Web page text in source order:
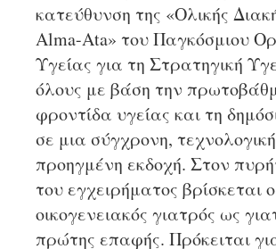
κατεύθυνση της «Ολικής
Alma-Ata» του Παγκόσμιου
Υγείας για τη Στρατηγική
όλους με βάση την
φροντίδα υγείας και τη
σε μια σύγχρονη,
προηγμένη εκδοχή. Στον
του εγχειρήματος βρίσκεται ο
οικογενειακός γιατρός ως
πρώτης επαφής. Πρόκειται